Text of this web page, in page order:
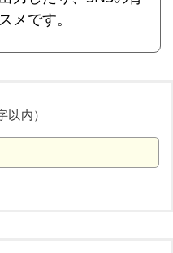
メです。
内）